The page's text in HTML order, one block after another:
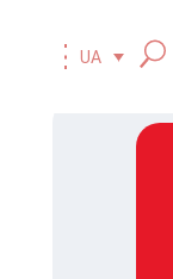
UA